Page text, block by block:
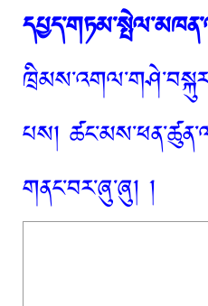
པས།
གནང་བར་ཞུ་ཞུ། །